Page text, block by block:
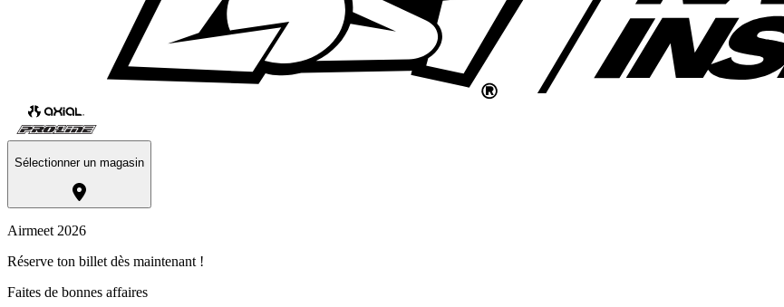
Sélectionner un magasin
Airmeet 2026
Réserve ton billet dès maintenant !
Faites de bonnes affaires